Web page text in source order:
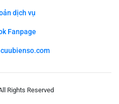
dịch vụ
Fanpage
Rights Reserved